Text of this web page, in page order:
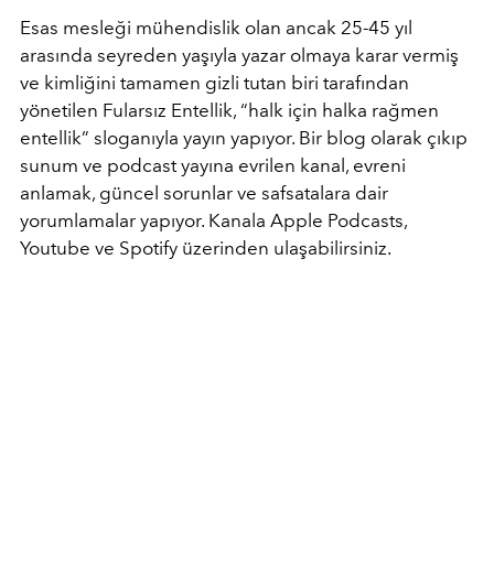
Esas mesleği mühendislik olan ancak 25-45 yıl
arasında seyreden yaşıyla yazar olmaya karar vermiş
ve kimliğini tamamen gizli tutan biri tarafından
yönetilen Fularsız Entellik, “halk için halka rağmen
entellik” sloganıyla yayın yapıyor. Bir blog olarak çıkıp
sunum ve podcast yayına evrilen kanal, evreni
anlamak, güncel sorunlar ve safsatalara dair
yorumlamalar yapıyor. Kanala Apple Podcasts,
Youtube ve Spotify üzerinden ulaşabilirsiniz.